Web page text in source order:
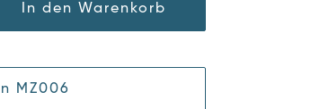
In den Warenkorb
MZ006